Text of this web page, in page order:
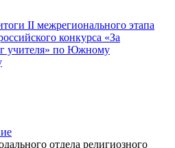
II межрегионального этапа
конкурса «За
учителя» по Южному
отдела религиозного